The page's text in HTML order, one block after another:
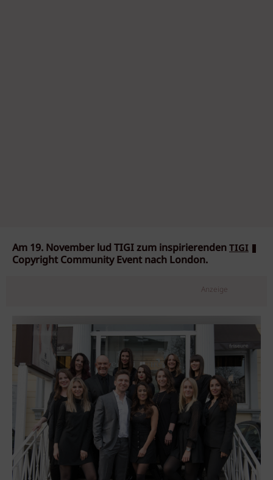
Am 19. November lud TIGI zum inspirierendenTIGI
Copyright Community Event nach London.
Anzeige